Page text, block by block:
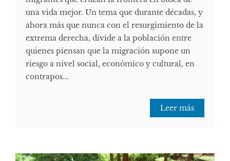
una vida mejor. Un tema que durante décadas, y
ahora más que nunca con el resurgimiento de la
extrema derecha, divide a la población entre
quienes piensan que la migración supone un
riesgo a nivel social, económico y cultural, en
contrapos...
Leer más